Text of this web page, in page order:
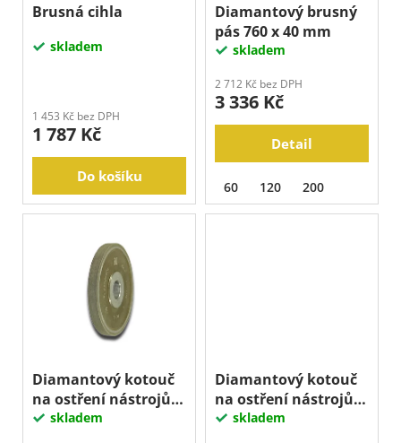
Brusná cihla
skladem
1 453 Kč bez DPH
1 787 Kč
Do košíku
Diamantový brusný
pás 760 x 40 mm
skladem
2 712 Kč bez DPH
3 336 Kč
Detail
60 120 200
Diamantový kotouč
na ostření nástrojů,
OBVODOVÝ 100x10
skladem
Diamantový kotouč
na ostření nástrojů,
OBVODOVÝ 100x20
skladem
m